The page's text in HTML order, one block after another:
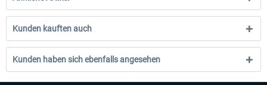
Kunden kauften auch
Kunden haben sich ebenfalls angesehen